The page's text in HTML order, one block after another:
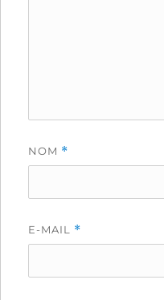
NOM *
E-MAIL *